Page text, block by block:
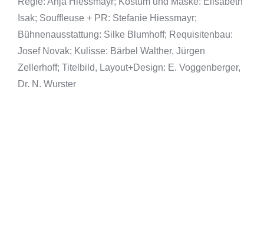
Isak; Souffleuse + PR: Stefanie Hiessmayr;
Bühnenausstattung: Silke Blumhoff; Requisitenbau:
Josef Novak; Kulisse: Bärbel Walther, Jürgen
Zellerhoff; Titelbild, Layout+Design: E. Voggenberger,
Dr. N. Wurster